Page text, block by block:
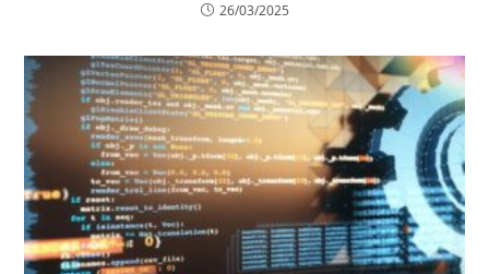
26/03/2025